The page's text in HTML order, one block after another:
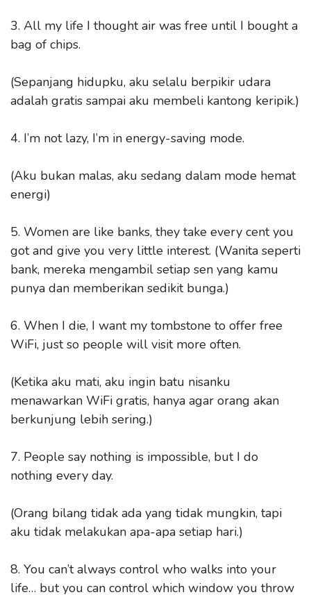
3. All my life I thought air was free until I bought a
bag of chips.
(Sepanjang hidupku, aku selalu berpikir udara
adalah gratis sampai aku membeli kantong keripik.)
4. I’m not lazy, I’m in energy-saving mode.
(Aku bukan malas, aku sedang dalam mode hemat
energi)
5. Women are like banks, they take every cent you
got and give you very little interest. (Wanita seperti
bank, mereka mengambil setiap sen yang kamu
punya dan memberikan sedikit bunga.)
6. When I die, I want my tombstone to offer free
WiFi, just so people will visit more often.
(Ketika aku mati, aku ingin batu nisanku
menawarkan WiFi gratis, hanya agar orang akan
berkunjung lebih sering.)
7. People say nothing is impossible, but I do
nothing every day.
(Orang bilang tidak ada yang tidak mungkin, tapi
aku tidak melakukan apa-apa setiap hari.)
8. You can’t always control who walks into your
life… but you can control which window you throw